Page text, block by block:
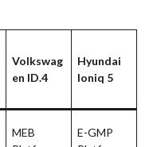
Volkswag
en ID.4
Hyundai
Ioniq 5
MEB
E-GMP